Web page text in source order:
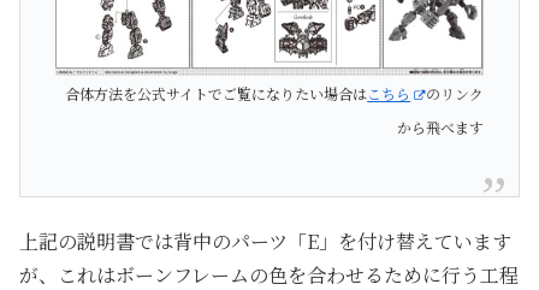
合体方法を公式サイトでご覧になりたい場合はこちら
のリンク
から飛べます
上記の説明書では背中のパーツ「E」を付け替えています
が、これはボーンフレームの色を合わせるために行う工程